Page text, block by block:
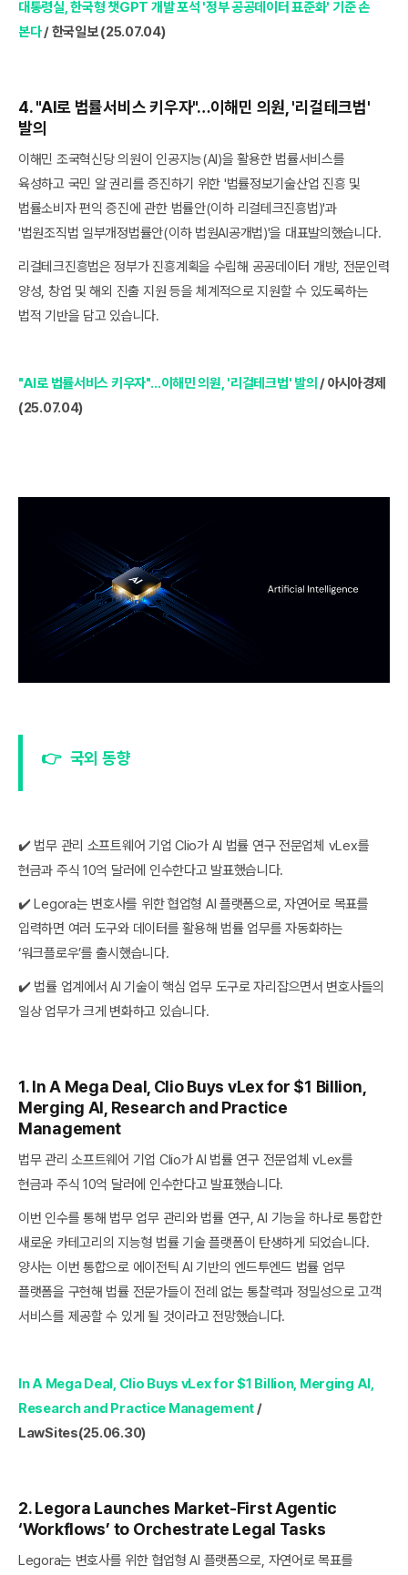
대통령실, 한국형 챗GPT 개발 포석 '정부 공공데이터 표준화' 기준 손
본다/ 한국일보 (25.07.04)
4. "AI로 법률서비스 키우자"…이해민 의원, '리걸테크법'
발의
이해민 조국혁신당 의원이 인공지능(AI)을 활용한 법률서비스를
육성하고 국민 알 권리를 증진하기 위한 '법률정보기술산업 진흥 및
법률소비자 편익 증진에 관한 법률안(이하 리걸테크진흥법)'과
'법원조직법 일부개정법률안(이하 법원AI공개법)'을 대표발의했습니다.
리걸테크진흥법은 정부가 진흥계획을 수립해 공공데이터 개방, 전문인력
양성, 창업 및 해외 진출 지원 등을 체계적으로 지원할 수 있도록하는
법적 기반을 담고 있습니다.
"AI로 법률서비스 키우자"…이해민 의원, '리걸테크법' 발의 / 아시아경제
(25.07.04)
👉 국외 동향
✔️ 법무 관리 소프트웨어 기업 Clio가 AI 법률 연구 전문업체 vLex를
현금과 주식 10억 달러에 인수한다고 발표했습니다.
✔️ Legora는 변호사를 위한 협업형 AI 플랫폼으로, 자연어로 목표를
입력하면 여러 도구와 데이터를 활용해 법률 업무를 자동화하는
‘워크플로우’를 출시했습니다.
✔️ 법률 업계에서 AI 기술이 핵심 업무 도구로 자리잡으면서 변호사들의
일상 업무가 크게 변화하고 있습니다.
1. In A Mega Deal, Clio Buys vLex for $1 Billion,
Merging AI, Research and Practice
Management
법무 관리 소프트웨어 기업 Clio가 AI 법률 연구 전문업체 vLex를
현금과 주식 10억 달러에 인수한다고 발표했습니다.
이번 인수를 통해 법무 업무 관리와 법률 연구, AI 기능을 하나로 통합한
새로운 카테고리의 지능형 법률 기술 플랫폼이 탄생하게 되었습니다.
양사는 이번 통합으로 에이전틱 AI 기반의 엔드투엔드 법률 업무
플랫폼을 구현해 법률 전문가들이 전례 없는 통찰력과 정밀성으로 고객
서비스를 제공할 수 있게 될 것이라고 전망했습니다.‍
In A Mega Deal, Clio Buys vLex for $1 Billion, Merging AI,
Research and Practice Management/
LawSites(25.06.30)
2. Legora Launches Market-First Agentic
‘Workflows’ to Orchestrate Legal Tasks
Legora는 변호사를 위한 협업형 AI 플랫폼으로, 자연어로 목표를